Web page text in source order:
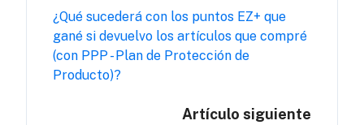
¿Qué sucederá con los puntos EZ+ que
gané si devuelvo los artículos que compré
(con PPP - Plan de Protección de
Producto)?
Artículo siguiente